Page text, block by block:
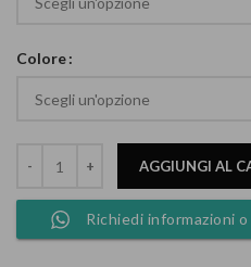
Colore
AGGIUNGI AL
Richiedi informazioni